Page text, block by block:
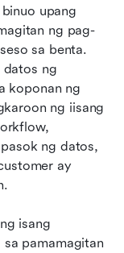
upang
ng pag-
sa benta.
datos ng
koponan ng
ng iisang
ng datos,
ay
isang
pamamagitan